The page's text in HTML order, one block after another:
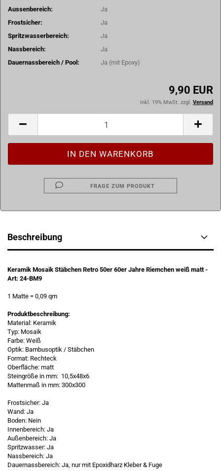
Aussenbereich:
Ja
Frostsicher:
Ja
Spritzwasserbereich:
Ja
Nassbereich:
Ja
Dauernassbereich / Pool:
Ja (mit Epoxy)
9,90 EUR
inkl. 19% MwSt. zzgl. Versand
FRAGE ZUM PRODUKT
Beschreibung
Keramik Mosaik Stäbchen Retro 50er 60er Jahre Riemchen weiß matt -
Art: 24-BM9
1 Matte = 0,09 qm
Produktbeschreibung:
Material: Keramik
Typ: Mosaik
Farbe: Weiß
Optik: Bambusoptik / Stäbchen
Format: Rechteck
Oberfläche: matt
Steingröße in mm: 10,5x48x6
Mattenmaß in mm: 300x300
Frostsicher: Ja
Wand: Ja
Boden: Nein
Innenbereich: Ja
Außenbereich: Ja
Spritzwasser: Ja
Nassbereich: Ja
Dauernassbereich: Ja, nur mit Epoxidharz Kleber & Fuge